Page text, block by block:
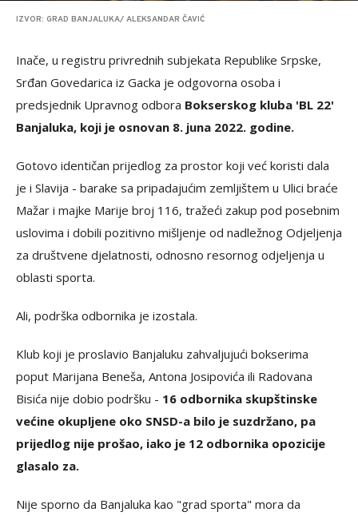
IZVOR: GRAD BANJALUKA/ ALEKSANDAR ČAVIĆ
Inače, u registru privrednih subjekata Republike Srpske,
Srđan Govedarica iz Gacka je odgovorna osoba i
predsjednik Upravnog odbora Bokserskog kluba 'BL 22'
Banjaluka, koji je osnovan 8. juna 2022. godine.
Gotovo identičan prijedlog za prostor koji već koristi dala
je i Slavija - barake sa pripadajućim zemljištem u Ulici braće
Mažar i majke Marije broj 116, tražeći zakup pod posebnim
uslovima i dobili pozitivno mišljenje od nadležnog Odjeljenja
za društvene djelatnosti, odnosno resornog odjeljenja u
oblasti sporta.
Ali, podrška odbornika je izostala.
Klub koji je proslavio Banjaluku zahvaljujući bokserima
poput Marijana Beneša, Antona Josipovića ili Radovana
Bisića nije dobio podršku - 16 odbornika skupštinske
većine okupljene oko SNSD-a bilo je suzdržano, pa
prijedlog nije prošao, iako je 12 odbornika opozicije
glasalo za.
Nije sporno da Banjaluka kao "grad sporta" mora da